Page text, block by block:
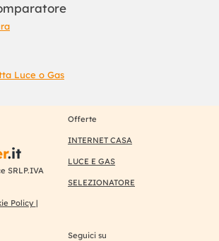
Luce o Gas
SRLP.IVA
Policy |
Offerte
INTERNET CASA
LUCE E GAS
SELEZIONATORE
Seguici su